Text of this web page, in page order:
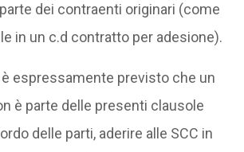
dei contraenti originari (come
in un c.d contratto per adesione).
espressamente previsto che un
è parte delle presenti clausole
delle parti, aderire alle SCC in